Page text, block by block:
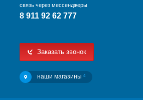
связь через мессенджеры
8 911 92 62 777
Заказать звонок
наши магазины 4